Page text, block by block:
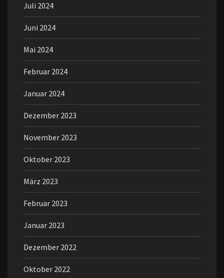
Juli 2024
Juni 2024
Mai 2024
Februar 2024
Januar 2024
Dezember 2023
November 2023
Oktober 2023
März 2023
Februar 2023
Januar 2023
Dezember 2022
Oktober 2022